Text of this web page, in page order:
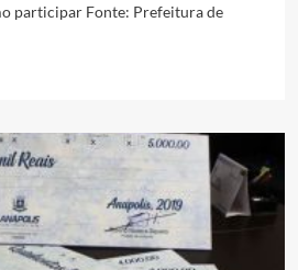
participar Fonte: Prefeitura de